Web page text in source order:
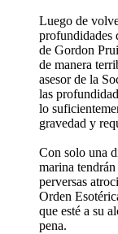
Luego de
profundidades
de Gordon
de manera
asesor de la
las
lo
gravedad y
Con solo una
marina
perversas
Orden
que esté a su
pena.